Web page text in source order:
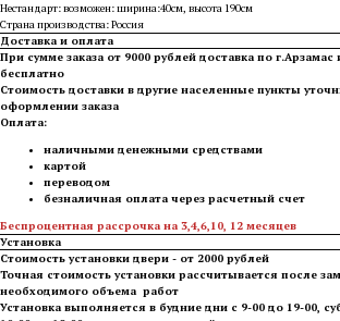
Нестандарт: возможен: ширина:40см, высота 190см
Страна производства: Россия
Доставка и оплата
При сумме заказа от 9000 рублей доставка по
бесплатно
Стоимость доставки в другие населенные пункты
оформлении заказа
Оплата:
наличными денежными средствами
картой
переводом
безналичная оплата через расчетный счет
Беспроцентная рассрочка на 3,4,6,10, 12 месяцев
Установка
Стоимость установки двери - от 2000 рублей
Точная стоимость установки рассчитывается после
необходимого объема работ
Установка выполняется в будние дни с 9-00 до 19-00,